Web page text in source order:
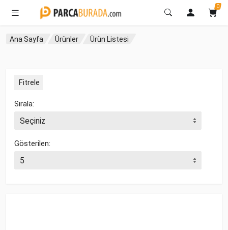
0
Ana Sayfa Ürünler Ürün Listesi
Fitrele
Sırala:
Gösterilen: